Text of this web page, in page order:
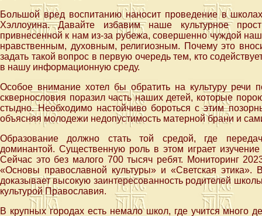
Большой вред воспитанию наносит проведение в
Хэллоуина. Давайте избавим наше культурное
привнесенной к нам из-за рубежа, совершенно чуждой
нравственным, духовным, религиозным. Почему это
задать такой вопрос в первую очередь тем, кто
в нашу информационную среду.
Особое внимание хотел бы обратить на культуру речи
сквернословия поразил часть наших детей, которые
стыдно. Необходимо настойчиво бороться с этим
объясняя молодежи недопустимость матерной брани и
Образование должно стать той средой, где
доминантой. Существенную роль в этом играет
Сейчас это без малого 700 тысяч ребят. Мониторинг
«Основы православной культуры» и «Светская
доказывает высокую заинтересованность родителей
культурой Православия.
В крупных городах есть немало школ, где учится много